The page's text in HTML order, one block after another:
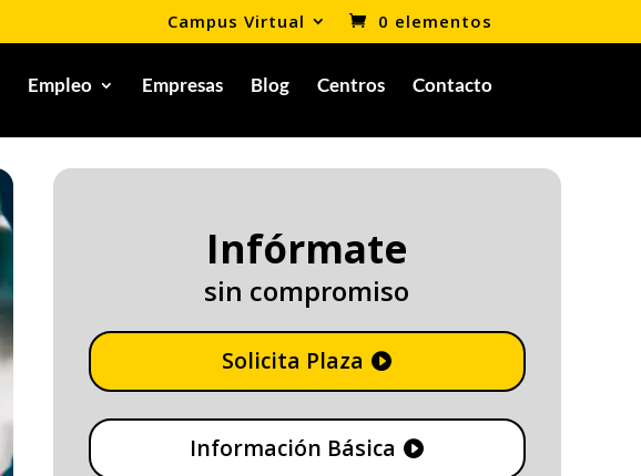
Campus Virtual 0 elementos
Empleo Empresas Blog Centros Contacto
Infórmate
sin compromiso
Solicita Plaza
Información Básica